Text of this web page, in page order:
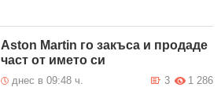
Aston Martin го закъса и продаде
част от името си
днес в 09:48 ч. 1 286
3